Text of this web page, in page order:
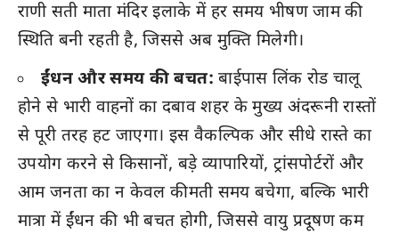
राणी सती माता मंदिर इलाके में हर समय भीषण जाम की
स्थिति बनी रहती है, जिससे अब मुक्ति मिलेगी।
ईंधन और समय की बचत: बाईपास लिंक रोड चालू
होने से भारी वाहनों का दबाव शहर के मुख्य अंदरूनी रास्तों
से पूरी तरह हट जाएगा। इस वैकल्पिक और सीधे रास्ते का
उपयोग करने से किसानों, बड़े व्यापारियों, ट्रांसपोर्टरों और
आम जनता का न केवल कीमती समय बचेगा, बल्कि भारी
मात्रा में ईंधन की भी बचत होगी, जिससे वायु प्रदूषण कम